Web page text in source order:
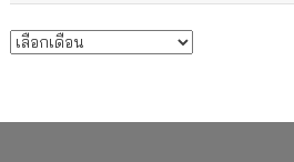
บทความรายเดือน